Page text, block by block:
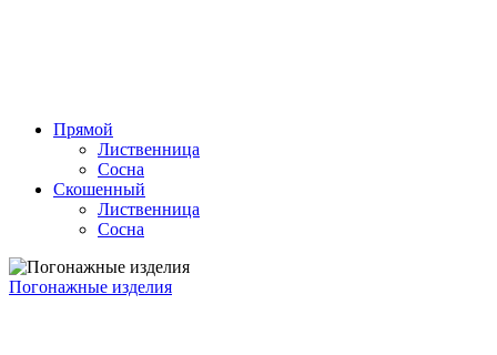
Прямой
Лиственница
Сосна
Скошенный
Лиственница
Сосна
Погонажные изделия